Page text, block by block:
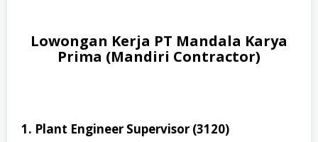
Lowongan Kerja PT Mandala Karya
Prima (Mandiri Contractor)
1. Plant Engineer Supervisor (3120)